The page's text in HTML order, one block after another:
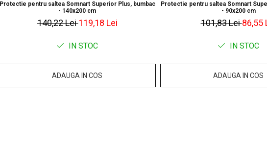
Salteaua se
a-și păstra
Protectie pentru saltea Somnart Superior Plus, bumbac
- 140x200 cm
140,22 Lei119,18 Lei
IN STOC
ADAUGA IN COS
Protectie pentru saltea Somnart
- 90x200 cm
101,83 Lei86,55
IN STOC
ADAUGA IN COS